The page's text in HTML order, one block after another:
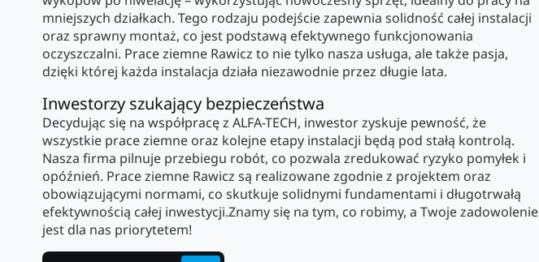
mniejszych działkach. Tego rodzaju podejście zapewnia solidność całej instalacji
oraz sprawny montaż, co jest podstawą efektywnego funkcjonowania
oczyszczalni. Prace ziemne Rawicz to nie tylko nasza usługa, ale także pasja,
dzięki której każda instalacja działa niezawodnie przez długie lata.
Inwestorzy szukający bezpieczeństwa
Decydując się na współpracę z ALFA-TECH, inwestor zyskuje pewność, że
wszystkie prace ziemne oraz kolejne etapy instalacji będą pod stałą kontrolą.
Nasza firma pilnuje przebiegu robót, co pozwala zredukować ryzyko pomyłek i
opóźnień. Prace ziemne Rawicz są realizowane zgodnie z projektem oraz
obowiązującymi normami, co skutkuje solidnymi fundamentami i długotrwałą
efektywnością całej inwestycji.Znamy się na tym, co robimy, a Twoje zadowolenie
jest dla nas priorytetem!